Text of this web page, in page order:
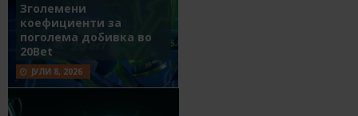
Зголемени
коефициенти за
поголема добивка во
20Bet
ЈУЛИ 8, 2026